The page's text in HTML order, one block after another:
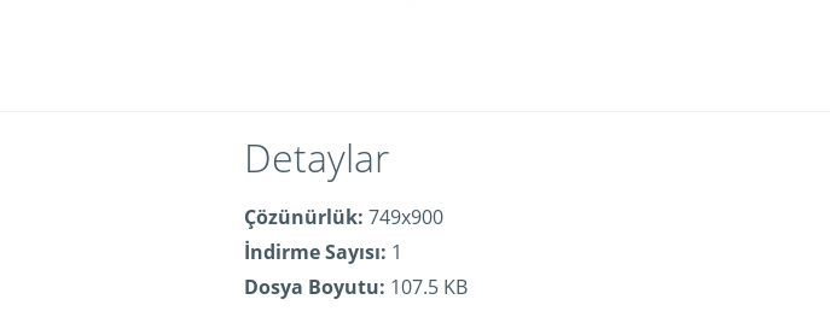
Detaylar
Çözünürlük: 749x900
İndirme Sayısı: 1
Dosya Boyutu: 107.5 KB